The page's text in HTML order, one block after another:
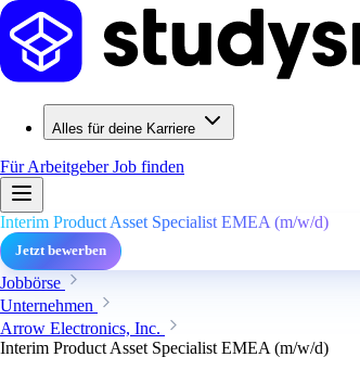
Alles für deine Karriere
Für ArbeitgeberJob finden
Interim Product Asset Specialist EMEA (m/w/d)
Jetzt bewerben
Jobbörse
Unternehmen
Arrow Electronics, Inc.
Interim Product Asset Specialist EMEA (m/w/d)